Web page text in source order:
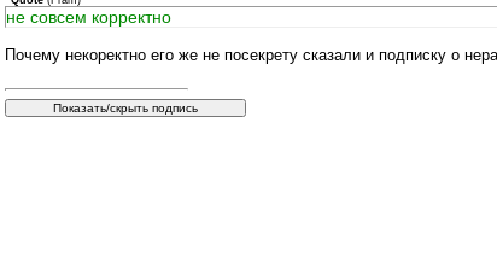
не совсем корректно
Почему некоректно его же не посекрету сказали и подписку о